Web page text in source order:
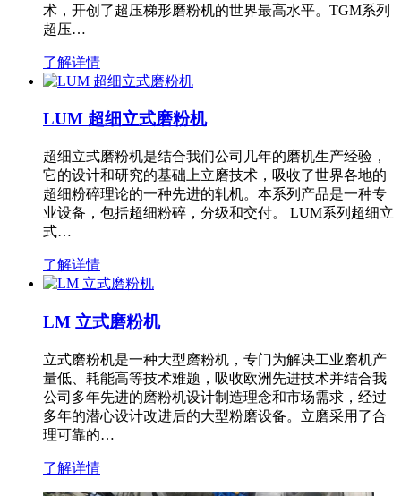
术，开创了超压梯形磨粉机的世界最高水平。TGM系列
超压…
了解详情
LUM 超细立式磨粉机
超细立式磨粉机是结合我们公司几年的磨机生产经验，
它的设计和研究的基础上立磨技术，吸收了世界各地的
超细粉碎理论的一种先进的轧机。本系列产品是一种专
业设备，包括超细粉碎，分级和交付。 LUM系列超细立
式…
了解详情
LM 立式磨粉机
立式磨粉机是一种大型磨粉机，专门为解决工业磨机产
量低、耗能高等技术难题，吸收欧洲先进技术并结合我
公司多年先进的磨粉机设计制造理念和市场需求，经过
多年的潜心设计改进后的大型粉磨设备。立磨采用了合
理可靠的…
了解详情